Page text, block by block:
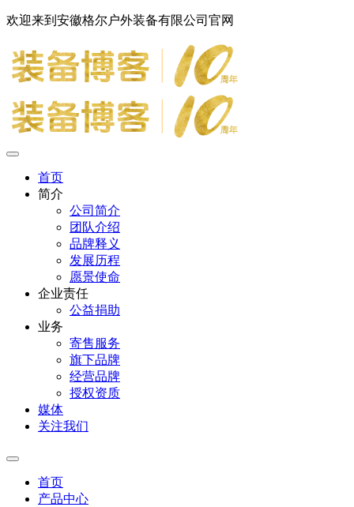
欢迎来到安徽格尔户外装备有限公司官网
首页
简介
公司简介
团队介绍
品牌释义
发展历程
愿景使命
企业责任
公益捐助
业务
寄售服务
旗下品牌
经营品牌
授权资质
媒体
关注我们
首页
产品中心